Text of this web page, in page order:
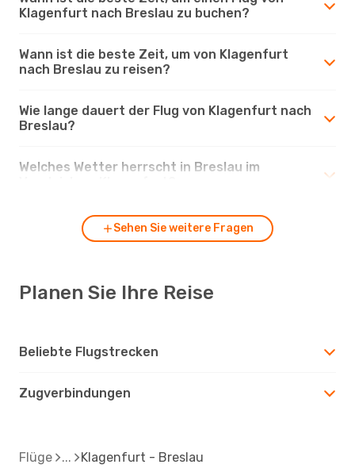
Klagenfurt nach Breslau zu buchen?
Wann ist die beste Zeit, um von Klagenfurt
nach Breslau zu reisen?
Wie lange dauert der Flug von Klagenfurt nach
Breslau?
Welches Wetter herrscht in Breslau im
Sehen Sie weitere Fragen
Planen Sie Ihre Reise
Beliebte Flugstrecken
Zugverbindungen
Flüge Klagenfurt - Breslau